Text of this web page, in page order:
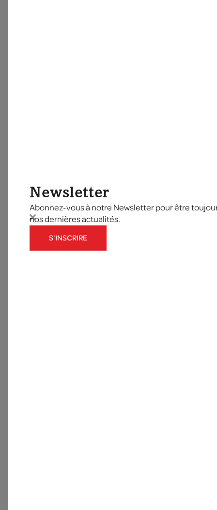
Newsletter
Abonnez-vous à notre Newsletter pour être
nos dernières actualités.
S'INSCRIRE